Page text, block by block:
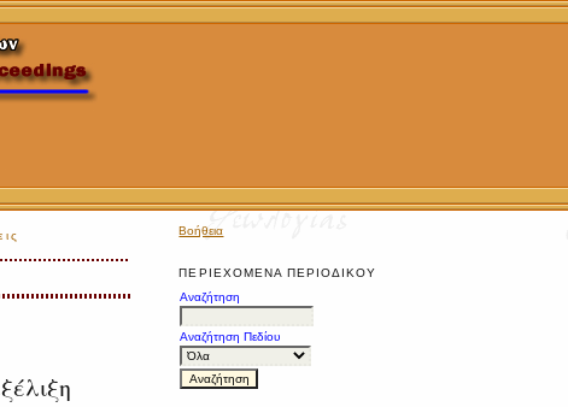
Βοήθεια
ΠΕΡΙΕΧΌΜΕΝΑ ΠΕΡΙΟΔΙΚΟΎ
Αναζήτηση
Αναζήτηση Πεδίου